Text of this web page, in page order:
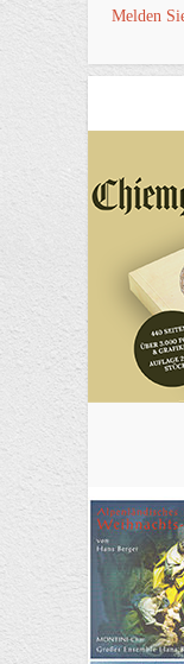
Melden